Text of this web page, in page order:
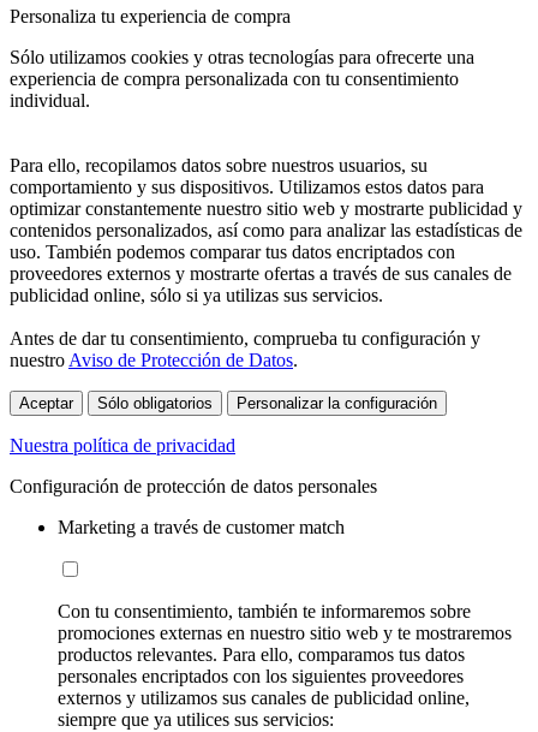
Personaliza tu experiencia de compra
Sólo utilizamos cookies y otras tecnologías para ofrecerte una
experiencia de compra personalizada con tu consentimiento
individual.
Para ello, recopilamos datos sobre nuestros usuarios, su
comportamiento y sus dispositivos. Utilizamos estos datos para
optimizar constantemente nuestro sitio web y mostrarte publicidad y
contenidos personalizados, así como para analizar las estadísticas de
uso. También podemos comparar tus datos encriptados con
proveedores externos y mostrarte ofertas a través de sus canales de
publicidad online, sólo si ya utilizas sus servicios.
Antes de dar tu consentimiento, comprueba tu configuración y
nuestro Aviso de Protección de Datos.
Aceptar Sólo obligatorios Personalizar la configuración
Nuestra política de privacidad
Configuración de protección de datos personales
Marketing a través de customer match
Con tu consentimiento, también te informaremos sobre
promociones externas en nuestro sitio web y te mostraremos
productos relevantes. Para ello, comparamos tus datos
personales encriptados con los siguientes proveedores
externos y utilizamos sus canales de publicidad online,
siempre que ya utilices sus servicios: